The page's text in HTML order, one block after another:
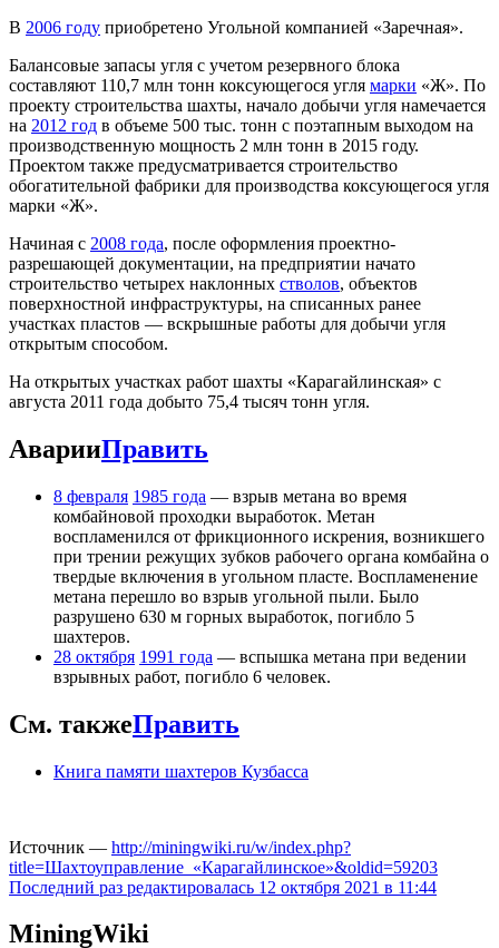
В 2006 году приобретено Угольной компанией «Заречная».
Балансовые запасы угля с учетом резервного блока
составляют 110,7 млн тонн коксующегося угля марки «Ж». По
проекту строительства шахты, начало добычи угля намечается
на 2012 год в объеме 500 тыс. тонн с поэтапным выходом на
производственную мощность 2 млн тонн в 2015 году.
Проектом также предусматривается строительство
обогатительной фабрики для производства коксующегося угля
марки «Ж».
Начиная с 2008 года, после оформления проектно-
разрешающей документации, на предприятии начато
строительство четырех наклонных стволов, объектов
поверхностной инфраструктуры, на списанных ранее
участках пластов — вскрышные работы для добычи угля
открытым способом.
На открытых участках работ шахты «Карагайлинская» с
августа 2011 года добыто 75,4 тысяч тонн угля.
АварииПравить
8 февраля 1985 года — взрыв метана во время
комбайновой проходки выработок. Метан
воспламенился от фрикционного искрения, возникшего
при трении режущих зубков рабочего органа комбайна о
твердые включения в угольном пласте. Воспламенение
метана перешло во взрыв угольной пыли. Было
разрушено 630 м горных выработок, погибло 5
шахтеров.
28 октября 1991 года — вспышка метана при ведении
взрывных работ, погибло 6 человек.
См. такжеПравить
Книга памяти шахтеров Кузбасса
Источник — http://miningwiki.ru/w/index.php?
title=Шахтоуправление_«Карагайлинское»&oldid=59203
Последний раз редактировалась 12 октября 2021 в 11:44
MiningWiki